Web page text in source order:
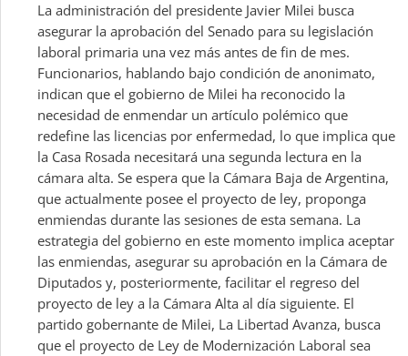
La administración del presidente Javier Milei busca
asegurar la aprobación del Senado para su legislación
laboral primaria una vez más antes de fin de mes.
Funcionarios, hablando bajo condición de anonimato,
indican que el gobierno de Milei ha reconocido la
necesidad de enmendar un artículo polémico que
redefine las licencias por enfermedad, lo que implica que
la Casa Rosada necesitará una segunda lectura en la
cámara alta. Se espera que la Cámara Baja de Argentina,
que actualmente posee el proyecto de ley, proponga
enmiendas durante las sesiones de esta semana. La
estrategia del gobierno en este momento implica aceptar
las enmiendas, asegurar su aprobación en la Cámara de
Diputados y, posteriormente, facilitar el regreso del
proyecto de ley a la Cámara Alta al día siguiente. El
partido gobernante de Milei, La Libertad Avanza, busca
que el proyecto de Ley de Modernización Laboral sea